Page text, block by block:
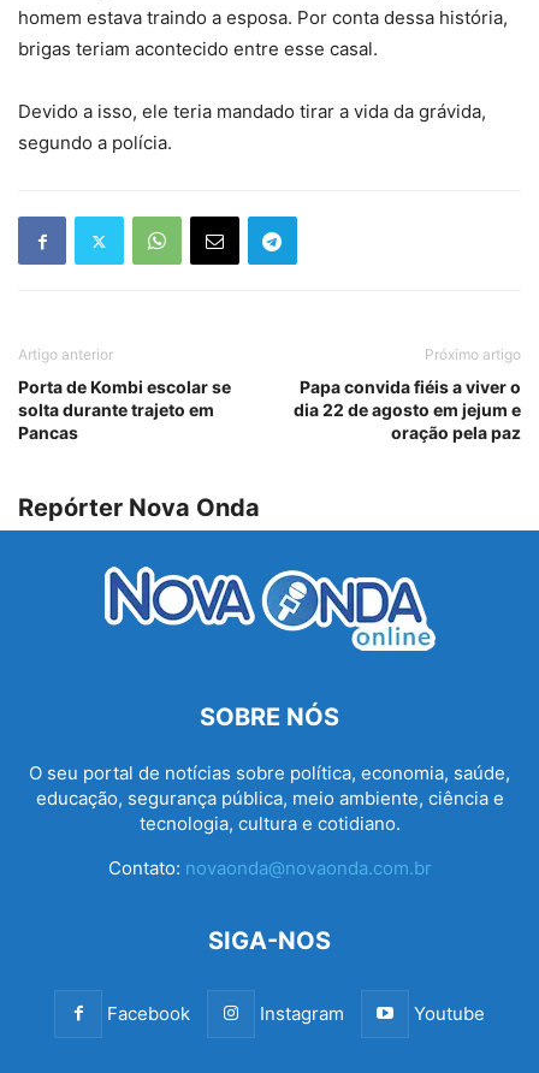
homem estava traindo a esposa. Por conta dessa história,
brigas teriam acontecido entre esse casal.
Devido a isso, ele teria mandado tirar a vida da grávida,
segundo a polícia.
Artigo anterior
Porta de Kombi escolar se
solta durante trajeto em
Pancas
Próximo artigo
Papa convida fiéis a viver o
dia 22 de agosto em jejum e
oração pela paz
Repórter Nova Onda
SOBRE NÓS
O seu portal de notícias sobre política, economia, saúde,
educação, segurança pública, meio ambiente, ciência e
tecnologia, cultura e cotidiano.
Contato: novaonda@novaonda.com.br
SIGA-NOS
Facebook Instagram Youtube